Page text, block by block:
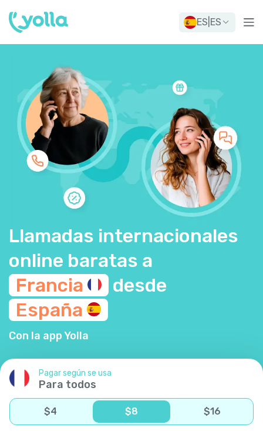
ES ES
Llamadas internacionales
online baratas a
Francia
desde
España
Con la app Yolla
Pagar según se usa
Para todos
$4 $8 $16